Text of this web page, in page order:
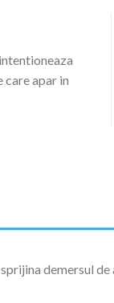
care apar in
demersul